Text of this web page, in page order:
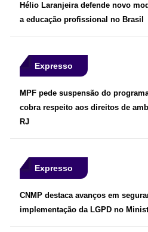
Hélio Laranjeira defende novo
a educação profissional no Brasil
Expresso
MPF pede suspensão do
cobra respeito aos direitos de
RJ
Expresso
CNMP destaca avanços em
implementação da LGPD no